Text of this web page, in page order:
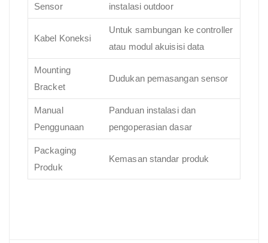
Sensor
instalasi outdoor
Kabel Koneksi
Untuk sambungan ke controller
atau modul akuisisi data
Mounting
Bracket
Dudukan pemasangan sensor
Manual
Penggunaan
Panduan instalasi dan
pengoperasian dasar
Packaging
Produk
Kemasan standar produk